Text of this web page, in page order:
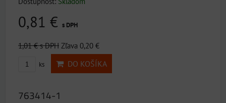
0,81 € s DPH
1,01 €s DPH Zľava 0,20 €
ks DO KOŠÍKA
763414-1